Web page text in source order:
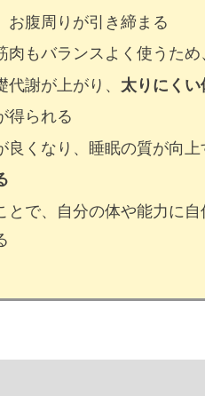
お腹周りが引き締まる
肉もバランスよく使うた
謝が上がり、 太りにくい
得られる
良くなり、睡眠の質が向上
とで、自分の体や能力に